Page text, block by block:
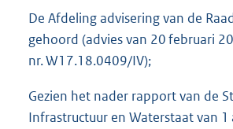
De Afdeling advisering van de
gehoord (advies van 20 februari
nr. W17.18.0409/IV);
Gezien het nader rapport van de
Infrastructuur en Waterstaat van